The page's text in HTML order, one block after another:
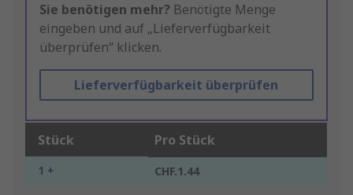
Sie benötigen mehr? Benötigte Menge
eingeben und auf „Lieferverfügbarkeit
überprüfen“ klicken.
Lieferverfügbarkeit überprüfen
Stück Pro Stück
1 + CHF.1.44